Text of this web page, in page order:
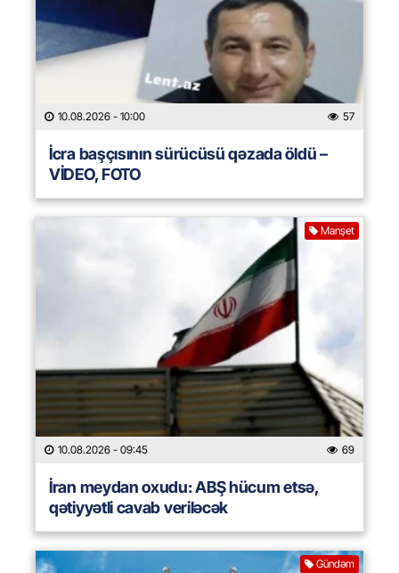
10.08.2026 - 10:00 57
İcra başçısının sürücüsü qəzada öldü –
VİDEO, FOTO
Manşet
10.08.2026 - 09:45 69
İran meydan oxudu: ABŞ hücum etsə,
qətiyyətli cavab veriləcək
Gündəm